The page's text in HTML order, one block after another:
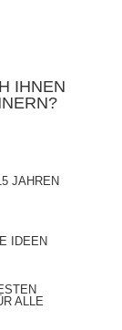
IHNEN
JAHREN
IDEEN
ALLE